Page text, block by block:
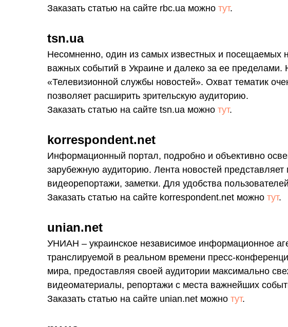
Заказать статью на сайте rbc.ua можно тут.
tsn.ua
Несомненно, один из самых известных и посещаемых
важных событий в Украине и далеко за ее
«Телевизионной службы новостей». Охват тематик
позволяет расширить зрительскую аудиторию.
Заказать статью на сайте tsn.ua можно тут.
korrespondent.net
Информационный портал, подробно и объективно
зарубежную аудиторию. Лента новостей
видеорепортажи, заметки. Для удобства
Заказать статью на сайте korrespondent.net можно тут.
unian.net
УНИАН – украинское независимое информационное
транслируемой в реальном времени пресс-
мира, предоставляя своей аудитории максимально
видеоматериалы, репортажи с места важнейших
Заказать статью на сайте unian.net можно тут.